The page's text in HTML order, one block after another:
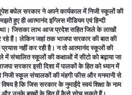
बघेलसरकारनेअपनेकार्यकालमेंनिजीस्कूलोंकी
हुएहीआत्मानंदइग्लिसमीडियमएवंहिन्दी
था। जिसकालाभआजप्रदेशसहितजिलेकेलाखों
रहेहैं। लेकिनजहांतकभाजपासरकारकीबातकी
प्रयासनहींकररहीहै। नतोआत्मानंदस्कूलोंकी
मेंसंचालितस्कूलोंकीकक्षाओंमेंसीटोकोबढ़ायाजा
सरकारइसीदिशामेंपालकोंकेहितकोध्यानमें
निजीस्कूलसंचालकोंकीमंहगीफीसऔरमनमानीसे
विषयहैकिजिससरकारकेनुमाईंदेस्वयंशिक्षाकेनाम
औरउनकेबच्चोंकेहितमेंकैसेसोचसकतेहैं।